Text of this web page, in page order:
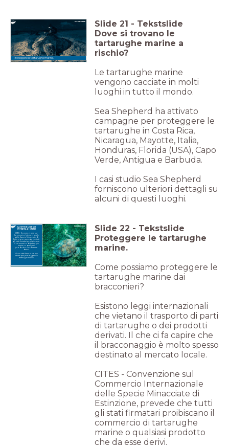
Proteggere le tartarughe marine.
Slide 21 - Tekstslide
Dove si trovano le
tartarughe marine a
rischio?
Le tartarughe marine
vengono cacciate in molti
luoghi in tutto il mondo.
Sea Shepherd ha attivato
campagne per proteggere le
tartarughe in Costa Rica,
Nicaragua, Mayotte, Italia,
Honduras, Florida (USA), Capo
Verde, Antigua e Barbuda.
I casi studio Sea Shepherd
forniscono ulteriori dettagli su
alcuni di questi luoghi.
LA CITES E LE LEGGI
INTERNAZIONALI
CITES - Convenzione sul
Commercio Internazionale
delle Specie Minacciate di
Estinzione, prevede che tutti
gli stati firmatari proibiscano
il commercio di tartarughe
marine o qualsiasi
prodotto che da esse
derivi.
Alcuni stati hanno norme
interne per proteggere le
tartarughe marine.
Slide 22 - Tekstslide
Proteggere le tartarughe
marine.
Come possiamo proteggere le
tartarughe marine dai
bracconieri?
Esistono leggi internazionali
che vietano il trasporto di parti
di tartarughe o dei prodotti
derivati. Il che ci fa capire che
il bracconaggio è molto spesso
destinato al mercato locale.
CITES - Convenzione sul
Commercio Internazionale
delle Specie Minacciate di
Estinzione, prevede che tutti
gli stati firmatari proibiscano il
commercio di tartarughe
marine o qualsiasi prodotto
che da esse derivi.